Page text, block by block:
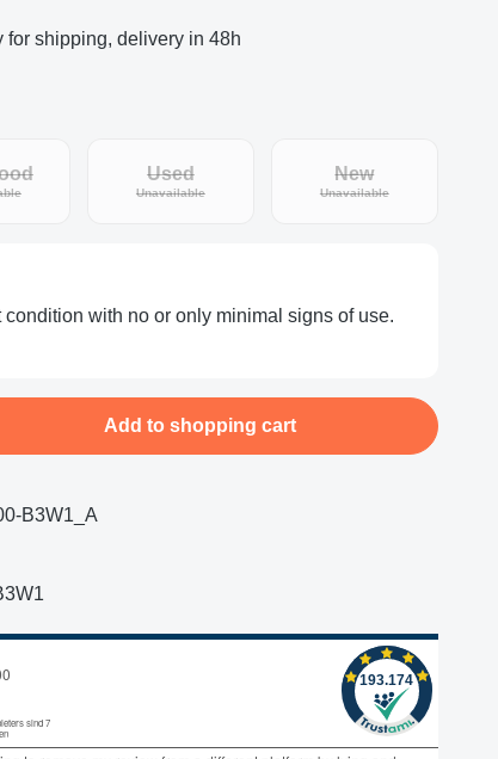
shipping, delivery in 48h
option is currently unavailable.)
Used
Unavailable(This option is currently unavailable.)
New
Unavailable(This option is
with no or only minimal signs of use.
the desired amount or use the
Add to shopping cart
B3W1_A